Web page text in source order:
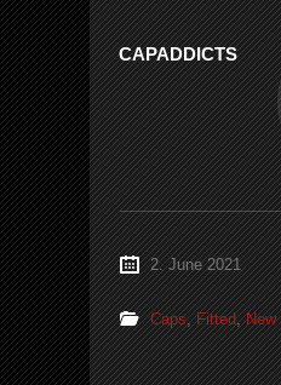
CAPADDICTS
2. June 2021
Caps,Fitted,New